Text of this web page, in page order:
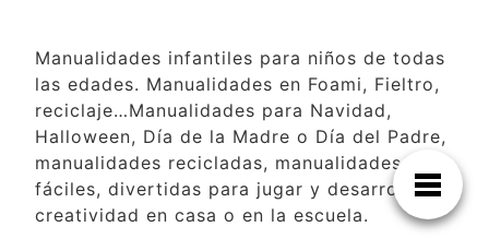
Manualidades infantiles para niños de todas
las edades. Manualidades en Foami, Fieltro,
reciclaje…Manualidades para Navidad,
Halloween, Día de la Madre o Día del Padre,
manualidades recicladas, manualidades
fáciles, divertidas para jugar y desarrollar la
creatividad en casa o en la escuela.